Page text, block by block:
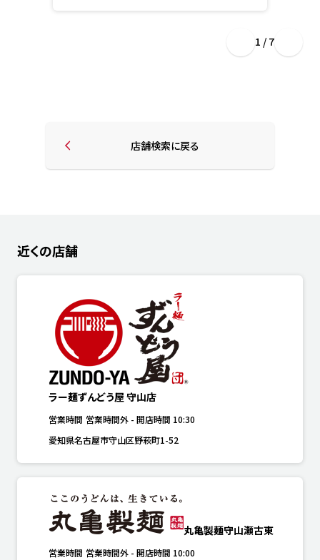
1 / 7
店舗検索に戻る
近くの店舗
ラー麺ずんどう屋 守山店
営業時間 営業時間外 - 開店時間 10:30
愛知県名古屋市守山区野萩町1-52
丸亀製麺守山瀬古東
営業時間 営業時間外 - 開店時間 10:00